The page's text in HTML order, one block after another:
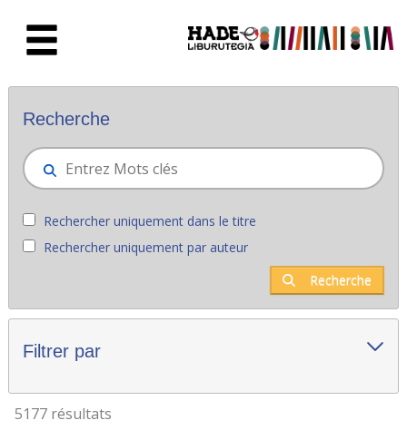
Nouveaux livres - Liburutegia
Recherche
Rechercher uniquement dans le titre
Rechercher uniquement par auteur
Recherche
Filtrer par
5177 résultats